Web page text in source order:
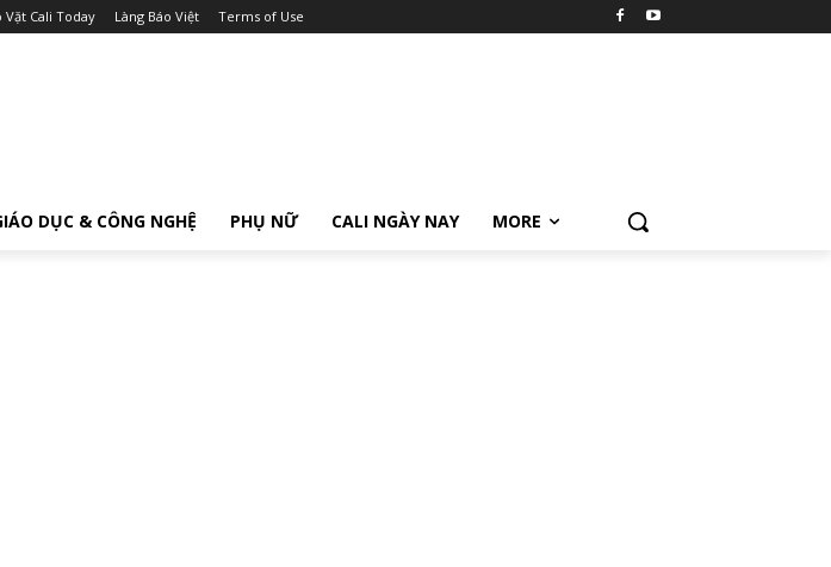
Vặt Cali Today Làng Báo Việt Terms of Use
DỤC & CÔNG NGHỆ PHỤ NỮ CALI NGÀY NAY MORE